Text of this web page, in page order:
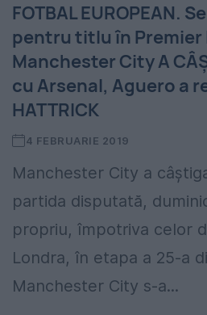
FOTBAL EUROPEAN.
pentru titlu în Premier
Manchester City A
cu Arsenal, Aguero a
HATTRICK
4 FEBRUARIE 2019
Manchester City a
partida disputată,
propriu, împotriva celor
Londra, în etapa a 25-a
Manchester City s-a...